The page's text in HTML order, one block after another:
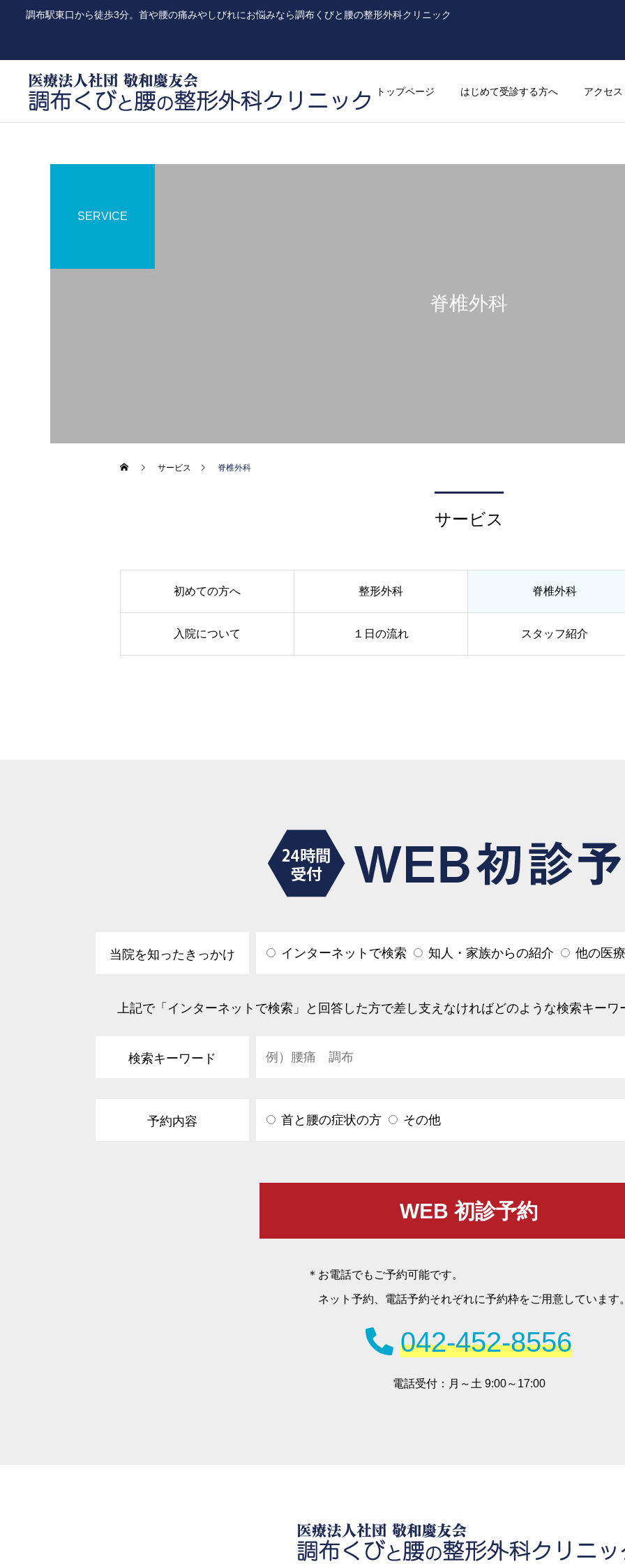
調布駅東口から徒歩3分。首や腰の痛みやしびれにお悩みなら調布くびと腰の整形外科クリニック
トップページ はじめて受診する方へ アクセス
脊椎外科
SERVICE
サービス 脊椎外科
サービス
初めての方へ 整形外科 脊椎外科
入院について １日の流れ スタッフ紹介
当院を知ったきっかけ インターネットで検索 知人・家族からの紹介 他の医
上記で「インターネットで検索」と回答した方で差し支えなければどのような検索キー
検索キーワード
予約内容 首と腰の症状の方 その他
お電話でもご予約可能です。
ネット予約、電話予約それぞれに予約枠をご用意しています
042-452-8556
電話受付： 月～土 9:00～17:00